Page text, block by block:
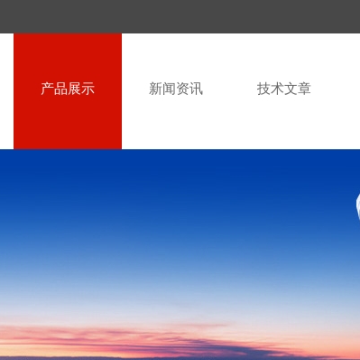
产品展示 新闻资讯 技术文章